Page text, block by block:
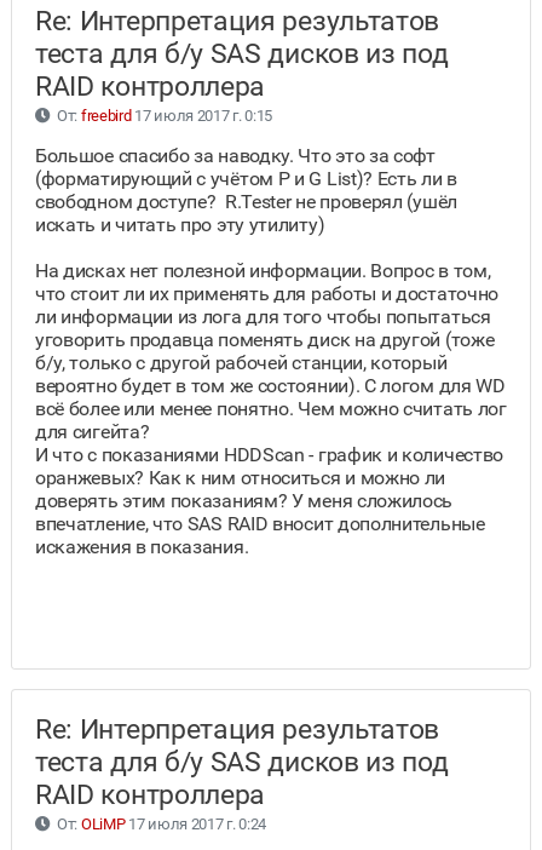
Re: Интерпретация результатов
теста для б/у SAS дисков из под
RAID контроллера
От: freebird 17 июля 2017 г. 0:15
Большое спасибо за наводку. Что это за софт
(форматирующий с учётом P и G List)? Есть ли в
свободном доступе? R.Tester не проверял (ушёл
искать и читать про эту утилиту)
На дисках нет полезной информации. Вопрос в том,
что стоит ли их применять для работы и достаточно
ли информации из лога для того чтобы попытаться
уговорить продавца поменять диск на другой (тоже
б/у, только с другой рабочей станции, который
вероятно будет в том же состоянии). С логом для WD
всё более или менее понятно. Чем можно считать лог
для сигейта?
И что с показаниями HDDScan - график и количество
оранжевых? Как к ним относиться и можно ли
доверять этим показаниям? У меня сложилось
впечатление, что SAS RAID вносит дополнительные
искажения в показания.
Re: Интерпретация результатов
теста для б/у SAS дисков из под
RAID контроллера
От: OLiMP17 июля 2017 г. 0:24